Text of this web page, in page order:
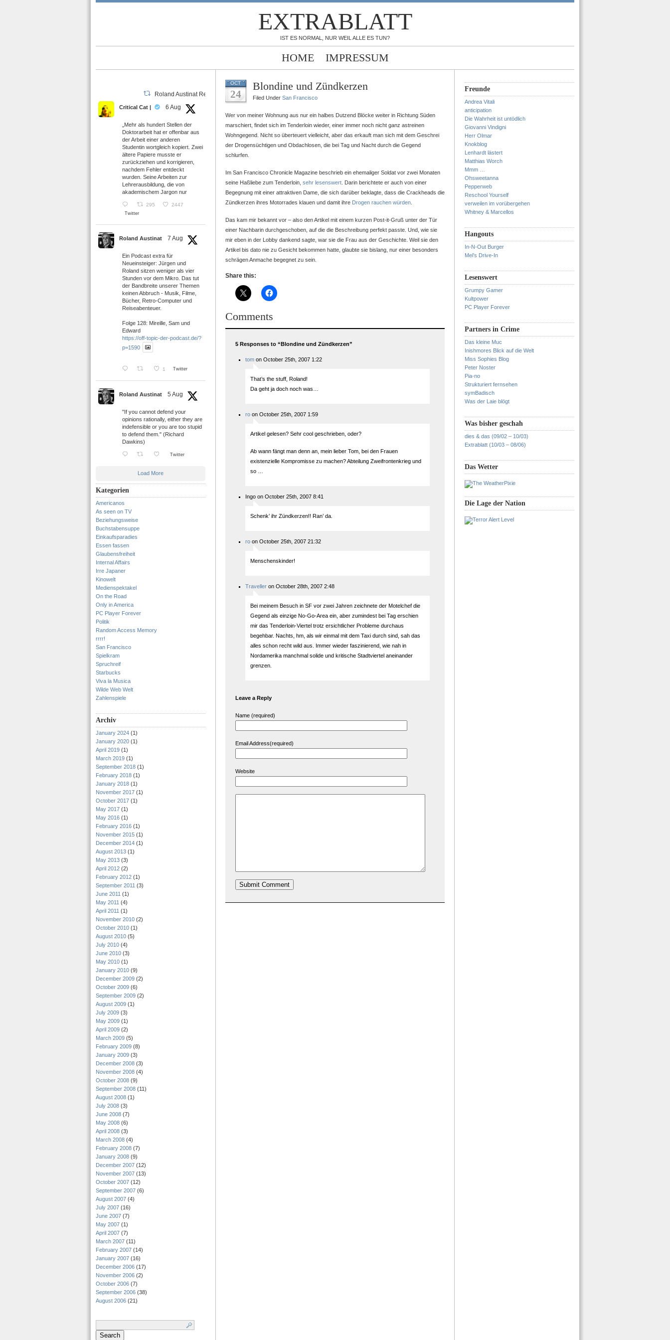
EXTRABLATT
IST ES NORMAL, NUR WEIL ALLE ES TUN?
HOME IMPRESSUM
Roland Austinat Retweeted
Critical Cat | 6 Aug
„Mehr als hundert Stellen der
Doktorarbeit hat er offenbar aus
der Arbeit einer anderen
Studentin wortgleich kopiert. Zwei
ältere Papiere musste er
zurückziehen und korrigieren,
nachdem Fehler entdeckt
wurden. Seine Arbeiten zur
Lehrerausbildung, die von
akademischem Jargon nur
295 2447
Twitter
Roland Austinat 7 Aug
Ein Podcast extra für
Neueinsteiger: Jürgen und
Roland sitzen weniger als vier
Stunden vor dem Mikro. Das tut
der Bandbreite unserer Themen
keinen Abbruch - Musik, Filme,
Bücher, Retro-Computer und
Reiseabenteuer.
Folge 128: Mireille, Sam und
Edward
https://off-topic-der-podcast.de/?
p=1590
1 Twitter
Roland Austinat 5 Aug
"If you cannot defend your
opinions rationally, either they are
indefensible or you are too stupid
to defend them." (Richard
Dawkins)
Twitter
Load More
Kategorien
Americanos
As seen on TV
Beziehungsweise
Buchstabensuppe
Einkaufsparadies
Essen fassen
Glaubensfreiheit
Internal Affairs
Irre Japaner
Kinowelt
Medienspektakel
On the Road
Only in America
PC Player Forever
Politik
Random Access Memory
rrrr!
San Francisco
Spielkram
Spruchreif
Starbucks
Viva la Musica
Wilde Web Welt
Zahlenspiele
Archiv
January 2024 (1)
January 2020 (1)
April 2019 (1)
March 2019 (1)
September 2018 (1)
February 2018 (1)
January 2018 (1)
November 2017 (1)
October 2017 (1)
May 2017 (1)
May 2016 (1)
February 2016 (1)
November 2015 (1)
December 2014 (1)
August 2013 (1)
May 2013 (3)
April 2012 (2)
February 2012 (1)
September 2011 (3)
June 2011 (1)
May 2011 (4)
April 2011 (1)
November 2010 (2)
October 2010 (1)
August 2010 (5)
July 2010 (4)
June 2010 (3)
May 2010 (1)
January 2010 (9)
December 2009 (2)
October 2009 (6)
September 2009 (2)
August 2009 (1)
July 2009 (3)
May 2009 (1)
April 2009 (2)
March 2009 (5)
February 2009 (8)
January 2009 (3)
December 2008 (3)
November 2008 (4)
October 2008 (9)
September 2008 (11)
August 2008 (1)
July 2008 (3)
June 2008 (7)
May 2008 (6)
April 2008 (3)
March 2008 (4)
February 2008 (7)
January 2008 (9)
December 2007 (12)
November 2007 (13)
October 2007 (12)
September 2007 (6)
August 2007 (4)
July 2007 (16)
June 2007 (7)
May 2007 (1)
April 2007 (7)
March 2007 (11)
February 2007 (14)
January 2007 (16)
December 2006 (17)
November 2006 (2)
October 2006 (7)
September 2006 (38)
August 2006 (21)
OCT
24
Blondine und Zündkerzen
Filed Under San Francisco
Wer von meiner Wohnung aus nur ein halbes Dutzend Blöcke weiter in Richtung Süden
marschiert, findet sich im Tenderloin wieder, einer immer noch nicht ganz astreinen
Wohngegend. Nicht so überteuert vielleicht, aber das erkauft man sich mit dem Geschrei
der Drogensüchtigen und Obdachlosen, die bei Tag und Nacht durch die Gegend
schlurfen.
Im San Francisco Chronicle Magazine beschrieb ein ehemaliger Soldat vor zwei Monaten
seine Haßliebe zum Tenderloin, sehr lesenswert . Darin berichtete er auch von einer
Begegnung mit einer attraktiven Dame, die sich darüber beklagte, dass die Crackheads die
Zündkerzen ihres Motorrades klauen und damit ihre Drogen rauchen würden
Das kam mir bekannt vor – also den Artikel mit einem kurzen Post-it-Gruß unter der Tür
einer Nachbarin durchgeschoben, auf die die Beschreibung perfekt passte. Und, wie sie
mir eben in der Lobby dankend sagte, war sie die Frau aus der Geschichte. Weil sie den
Artikel bis dato nie zu Gesicht bekommen hatte, glaubte sie bislang, nur einer besonders
schrägen Anmache begegnet zu sein.
Share this:
Comments
5 Responses to “Blondine und Zündkerzen”
tom on October 25th, 2007 1:22
That’s the stuff, Roland!
Da geht ja doch noch was…
ro on October 25th, 2007 1:59
Artikel gelesen? Sehr cool geschrieben, oder?
Ab wann fängt man denn an, mein lieber Tom, bei den Frauen
existenzielle Kompromisse zu machen? Abteilung Zweifrontenkrieg und
so …
Ingo on October 25th, 2007 8:41
Schenk’ ihr Zündkerzen!! Ran’ da.
ro on October 25th, 2007 21:32
Menschenskinder!
Traveller on October 28th, 2007 2:48
Bei meinem Besuch in SF vor zwei Jahren zeichnete der Motelchef die
Gegend als einzige No-Go-Area ein, aber zumindest bei Tag erschien
mir das Tenderloin-Viertel trotz ersichtlicher Probleme durchaus
begehbar. Nachts, hm, als wir einmal mit dem Taxi durch sind, sah das
alles schon recht wild aus. Immer wieder faszinierend, wie nah in
Nordamerika manchmal solide und kritische Stadtviertel aneinander
grenzen.
Leave a Reply
Name (required)
Email Address(required)
Website
Freunde
Andrea Vitali
anticipation
Die Wahrheit ist untödlich
Giovanni Vindigni
Herr Olmar
Knokblog
Lenhardt lästert
Matthias Worch
Mmm …
Ohsweetanna
Pepperweb
Reschool Yourself
verweilen im vorübergehen
Whitney & Marcellos
Hangouts
In-N-Out Burger
Mel’s Drive-In
Lesenswert
Grumpy Gamer
Kultpower
PC Player Forever
Partners in Crime
Das kleine Muc
Inishmores Blick auf die Welt
Miss Sophies Blog
Peter Noster
Pia-no
Strukturiert fernsehen
symBadisch
Was der Laie blögt
Was bisher geschah
dies & das (09/02 – 10/03)
Extrablatt (10/03 – 08/06)
Das Wetter
Die Lage der Nation